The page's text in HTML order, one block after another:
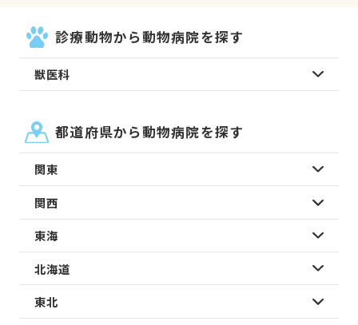
診療動物から動物病院を探す
獣医科
都道府県から動物病院を探す
関東
関西
東海
北海道
東北